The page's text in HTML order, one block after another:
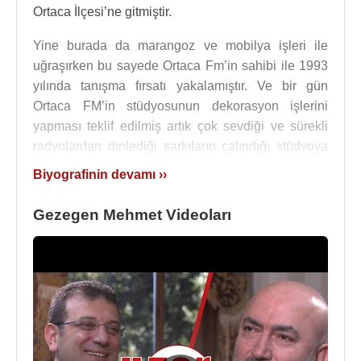
Ortaca İlçesi’ne gitmiştir.
Yine burada da marangoz ve mobilya işleri ile
uğraşırken bu sayede Ortaca Fm’in sahibi ile 1993
yılında tanışma fırsatı yakalamıştır. Ve bir gün
Ortaca FM’in stüdyosunun dekorasyon işlerini
yapması teklif edilmiş artık çok sevdiği ve sürekli
radyolardan dinlediği şarkıların çalındığı stüdyoya
adım atmış ve çok mutlu olmuştur.
nişanı olması sebebi ile Mehmet Akbay’a bugün
benim yerime yayına girmek ister misin? teklifi ile
Ortaca FM’de program yapmaya başlayan Mehmet,
yaptığı ilk programına Sevgi Duvarı ismini
koymuştu, ancak sonra sevgi çemberi diye
değiştirdikten sonra bir arkadaşının önermesiyle
Biyografinin devamı ››
Gezegen Mehmet Videoları